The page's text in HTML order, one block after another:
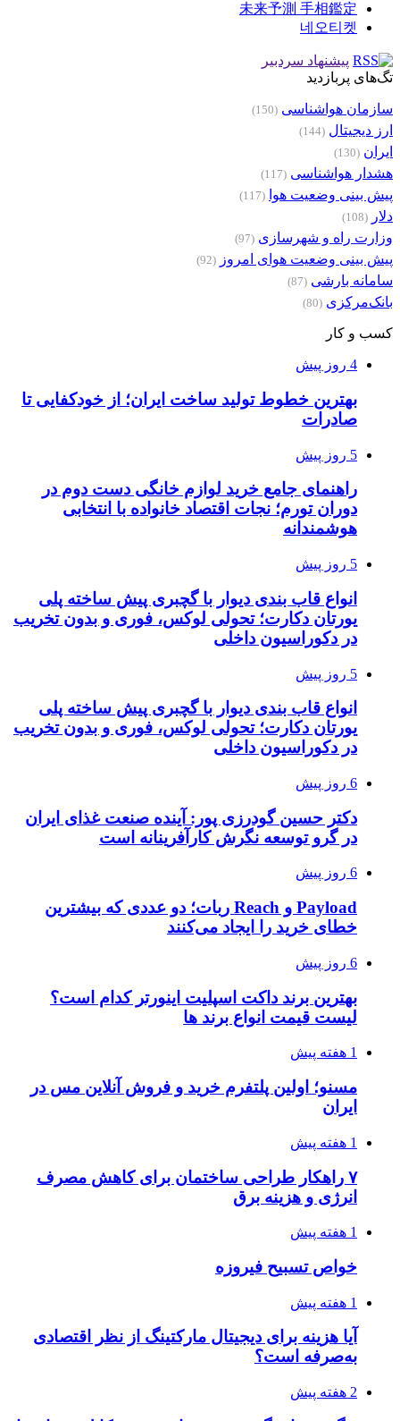
未来予測 手相鑑定
네오티켓
پیشنهاد سردبیر
تگ‌های پربازدید
سازمان هواشناسی (150)
ارز دیجیتال (144)
ایران (130)
هشدار هواشناسی (117)
پیش بینی وضعیت هوا (117)
دلار (108)
وزارت راه و شهرسازی (97)
پیش بینی وضعیت هوای امروز (92)
سامانه بارشی (87)
بانک‌مرکزی (80)
کسب و کار
4 روز پیش
بهترین خطوط تولید ساخت ایران؛ از خودکفایی تا
صادرات
5 روز پیش
راهنمای جامع خرید لوازم خانگی دست دوم در
دوران تورم؛ نجات اقتصاد خانواده با انتخابی
هوشمندانه
5 روز پیش
انواع قاب بندی دیوار با گچبری پیش ساخته پلی
یورتان دکارت؛ تحولی لوکس، فوری و بدون تخریب
در دکوراسیون داخلی
5 روز پیش
انواع قاب بندی دیوار با گچبری پیش ساخته پلی
یورتان دکارت؛ تحولی لوکس، فوری و بدون تخریب
در دکوراسیون داخلی
6 روز پیش
دکتر حسین گودرزی پور: آینده صنعت غذای ایران
در گرو توسعه نگرش کارآفرینانه است
6 روز پیش
Payload و Reach ربات؛ دو عددی که بیشترین
خطای خرید را ایجاد می‌کنند
6 روز پیش
بهترین برند داکت اسپلیت اینورتر کدام است؟
لیست قیمت انواع برند ها
1 هفته پیش
مسنو؛ اولین پلتفرم خرید و فروش آنلاین مس در
ایران
1 هفته پیش
۷ راهکار طراحی ساختمان برای کاهش مصرف
انرژی و هزینه برق
1 هفته پیش
خواص تسبیح فیروزه
1 هفته پیش
آیا هزینه برای دیجیتال مارکتینگ از نظر اقتصادی
به‌صرفه است؟
2 هفته پیش